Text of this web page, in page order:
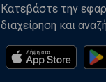
Κατεβάστε την
διαχείρηση και